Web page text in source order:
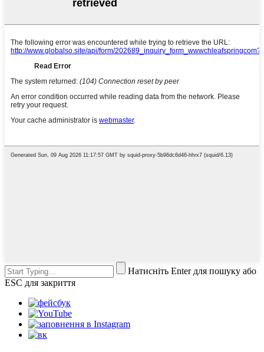
Натисніть Enter для пошуку або
ESC для закриття